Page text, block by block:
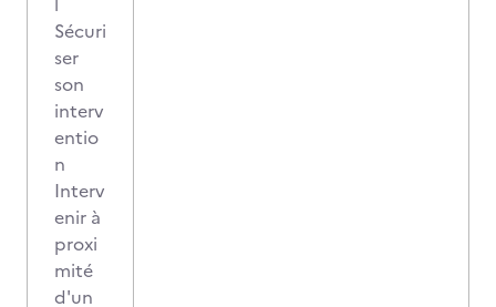
Sécuri
ser
son
interv
entio
n
Interv
enir à
proxi
mité
d'un